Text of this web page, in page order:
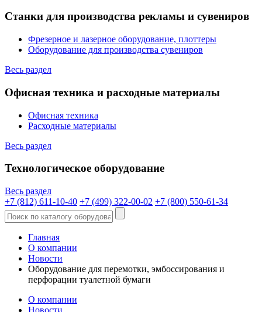
Станки для производства рекламы и сувениров
Фрезерное и лазерное оборудование, плоттеры
Оборудование для производства сувениров
Весь раздел
Офисная техника и расходные материалы
Офисная техника
Расходные материалы
Весь раздел
Технологическое оборудование
Весь раздел
+7 (812) 611-10-40 +7 (499) 322-00-02 +7 (800) 550-61-34
Главная
О компании
Новости
Оборудование для перемотки, эмбоссирования и
перфорации туалетной бумаги
О компании
Новости